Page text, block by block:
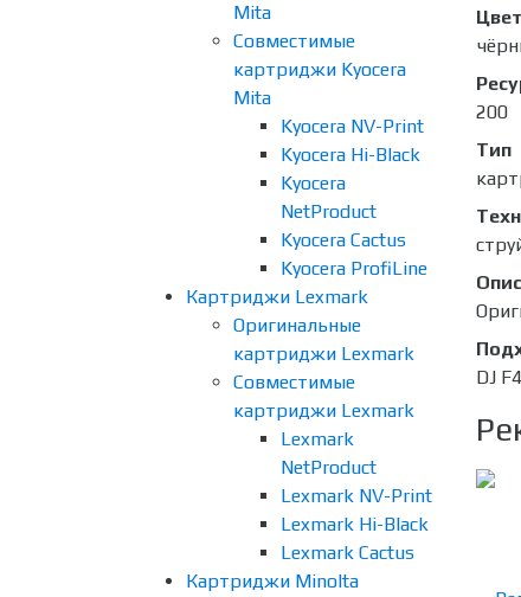
Mita
Совместимые
картриджи Kyocera
Mita
Kyocera NV-Print
Kyocera Hi-Black
Kyocera
NetProduct
Kyocera Cactus
Kyocera ProfiLine
Картриджи Lexmark
Оригинальные
картриджи Lexmark
Совместимые
картриджи Lexmark
Lexmark
NetProduct
Lexmark NV-Print
Lexmark Hi-Black
Lexmark Cactus
Картриджи Minolta
Цвет
200
Тип
DJ